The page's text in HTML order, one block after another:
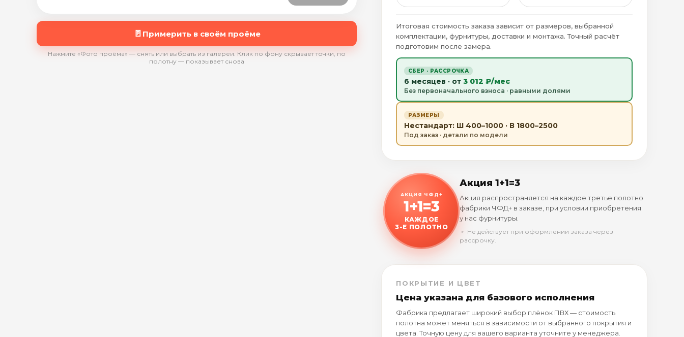
🚪 Примерить в своём проёме
Нажмите «Фото проёма» — снять или выбрать из галереи. Клик по фону скрывает точки, по
полотну — показывает снова
Итоговая стоимость заказа зависит от размеров, выбранной
комплектации, фурнитуры, доставки и монтажа. Точный расчёт
подготовим после замера.
СБЕР · РАССРОЧКА
6 месяцев · от 3 012 ₽/мес
Без первоначального взноса · равными долями
РАЗМЕРЫ
Нестандарт: Ш 400–1000 · В 1800–2500
Под заказ · детали по модели
АКЦИЯ ЧФД+
1+1=3
КАЖДОЕ
3-Е ПОЛОТНО
Акция 1+1=3
Акция распространяется на каждое третье полотно
фабрики ЧФД+ в заказе, при условии приобретения
у нас фурнитуры.
﹡ Не действует при оформлении заказа через
рассрочку.
ПОКРЫТИЕ И ЦВЕТ
Цена указана для базового исполнения
Фабрика предлагает широкий выбор плёнок ПВХ — стоимость
полотна может меняться в зависимости от выбранного покрытия и
цвета. Точную цену для вашего варианта уточните у менеджера.